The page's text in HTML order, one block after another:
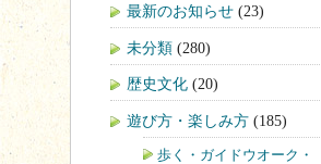
最新のお知らせ (23)
未分類 (280)
歴史文化 (20)
遊び方・楽しみ方 (185)
歩く・ガイドウオーク・